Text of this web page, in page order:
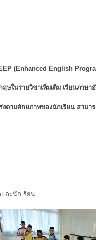
(Enhanced English
ษในรายวิชาเพิ่มเติม เรียนภาษา
ตามศักยภาพของนักเรียน สามา
และนักเรียน